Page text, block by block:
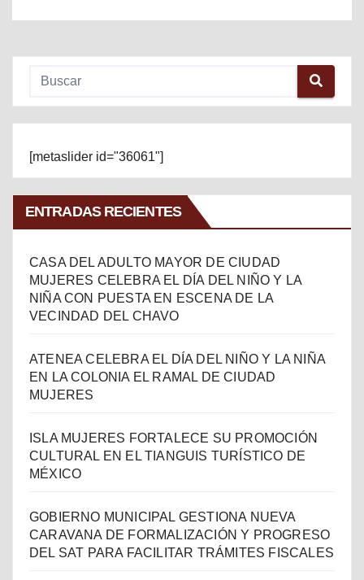
[metaslider id="36061"]
ENTRADAS RECIENTES
CASA DEL ADULTO MAYOR DE CIUDAD
MUJERES CELEBRA EL DÍA DEL NIÑO Y LA
NIÑA CON PUESTA EN ESCENA DE LA
VECINDAD DEL CHAVO
ATENEA CELEBRA EL DÍA DEL NIÑO Y LA NIÑA
EN LA COLONIA EL RAMAL DE CIUDAD
MUJERES
ISLA MUJERES FORTALECE SU PROMOCIÓN
CULTURAL EN EL TIANGUIS TURÍSTICO DE
MÉXICO
GOBIERNO MUNICIPAL GESTIONA NUEVA
CARAVANA DE FORMALIZACIÓN Y PROGRESO
DEL SAT PARA FACILITAR TRÁMITES FISCALES